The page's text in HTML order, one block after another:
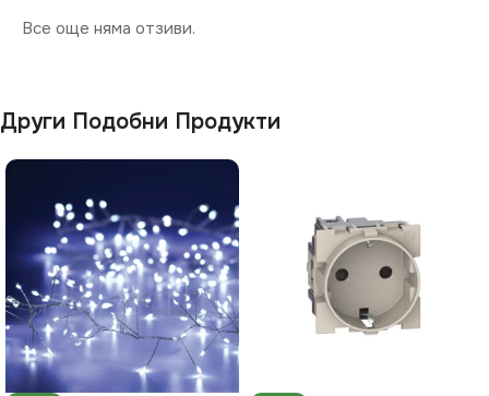
Все още няма отзиви.
Други Подобни Продукти